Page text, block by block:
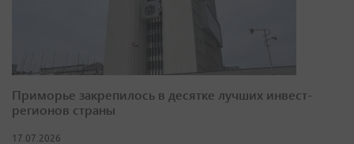
Приморье закрепилось в десятке лучших инвест-
регионов страны
17.07.2026